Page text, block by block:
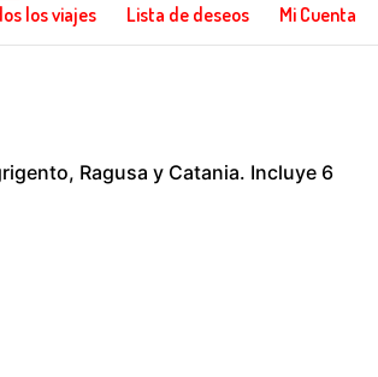
los viajes Lista de deseos Mi Cuenta
Ragusa y Catania. Incluye 6